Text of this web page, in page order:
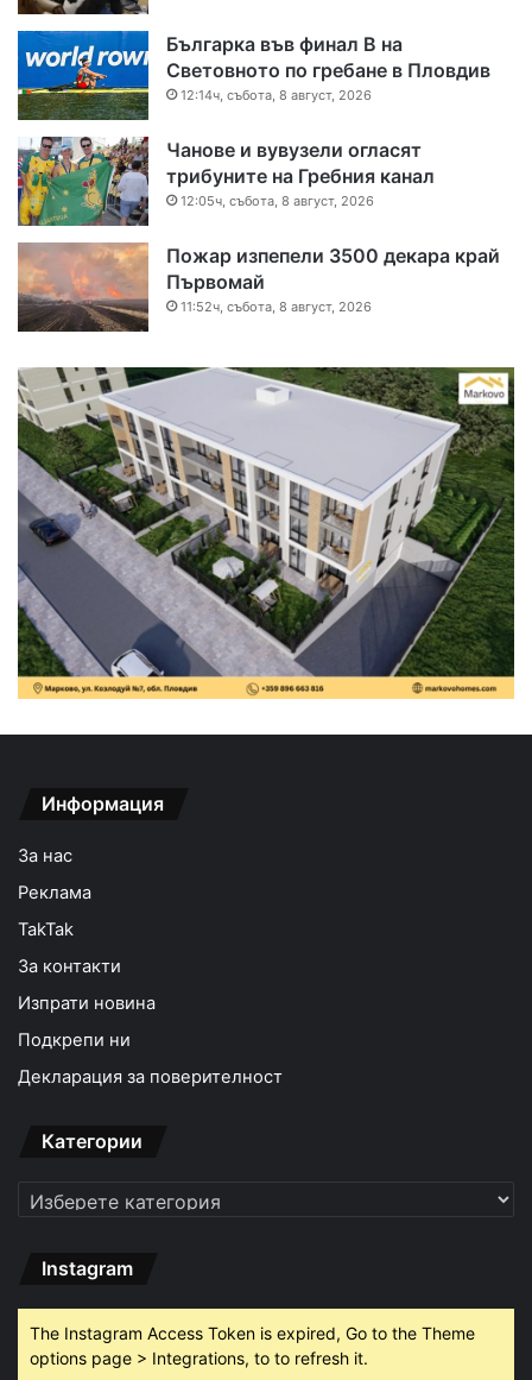
Българка във финал B на
Световното по гребане в Пловдив
12:14ч, събота, 8 август, 2026
Чанове и вувузели огласят
трибуните на Гребния канал
12:05ч, събота, 8 август, 2026
Пожар изпепели 3500 декара край
Първомай
11:52ч, събота, 8 август, 2026
Информация
За нас
Реклама
TakTak
За контакти
Изпрати новина
Подкрепи ни
Декларация за поверителност
Категории
Категории
Instagram
The Instagram Access Token is expired, Go to the Theme
options page > Integrations, to to refresh it.